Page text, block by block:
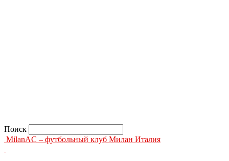
Поиск
MilanAC – футбольный клуб Милан Италия